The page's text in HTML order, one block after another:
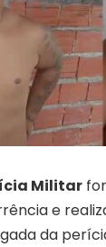
Militar
e
da